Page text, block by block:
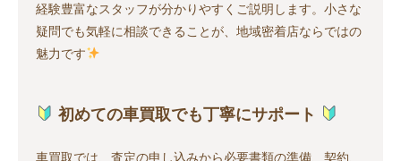
経験豊富なスタッフが分かりやすくご説明します。小さな
疑問でも気軽に相談できることが、地域密着店ならではの
魅力です
初めての車買取でも丁寧にサポート
車買取では、査定の申し込みから必要書類の準備、契約、